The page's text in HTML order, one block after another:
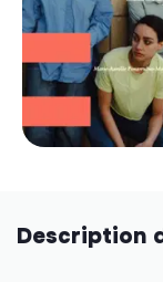
Description